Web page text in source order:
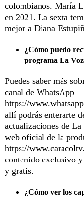
colombianos. María
en 2021. La sexta
mejor a Diana
¿Cómo puedo
programa La
Puedes saber más
canal de WhatsApp
https://
allí podrás enterarte
actualizaciones de
web oficial de la
https://
contenido exclusivo
y gratis.
¿Cómo ver los